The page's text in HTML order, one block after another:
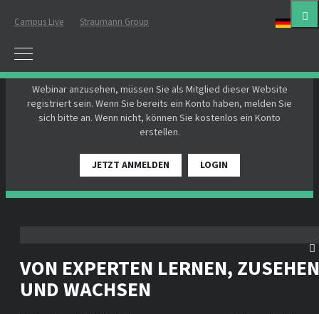
Campus Live Straumann Group
BITTE EINLOGGEN ODER REGISTRIEREN
Um an einem Live-Webinar teilzunehmen oder ein On-Demand-
Webinar anzusehen, müssen Sie als Mitglied dieser Website
registriert sein. Wenn Sie bereits ein Konto haben, melden Sie
sich bitte an. Wenn nicht, können Sie kostenlos ein Konto
erstellen.
JETZT ANMELDEN LOGIN
VON EXPERTEN LERNEN, ZUSEHEN
UND WACHSEN